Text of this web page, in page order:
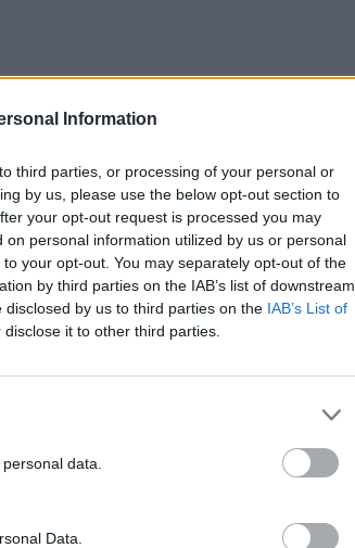
Information
third parties, or processing of your personal or
by us, please use the below opt-out section to
your opt-out request is processed you may
personal information utilized by us or personal
your opt-out. You may separately opt-out of the
by third parties on the IAB’s list of downstream
by us to third parties on the IAB’s List of
it to other third parties.
data.
Data.